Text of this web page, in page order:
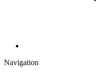
Navigation